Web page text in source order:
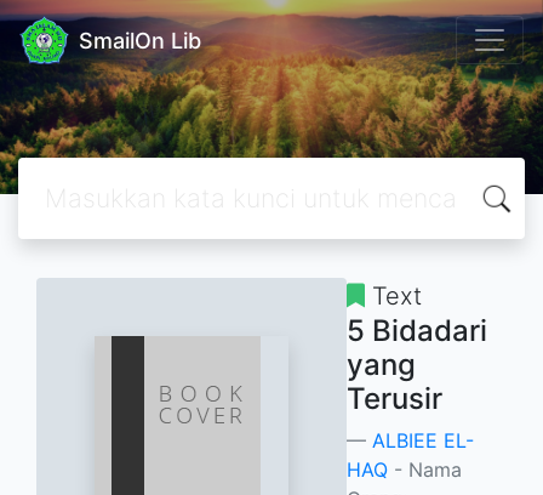
SmailOn Lib
Text
5 Bidadari
yang
Terusir
ALBIEE EL-
HAQ - Nama